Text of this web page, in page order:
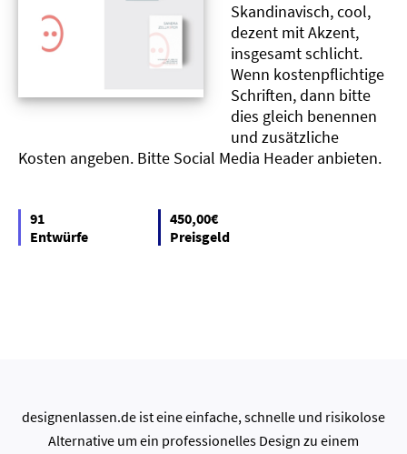
Skandinavisch, cool,
dezent mit Akzent,
insgesamt schlicht.
Wenn kostenpflichtige
Schriften, dann bitte
dies gleich benennen
und zusätzliche
Kosten angeben. Bitte Social Media Header anbieten.
91
Entwürfe
450,00€
Preisgeld
designenlassen.de ist eine einfache, schnelle und risikolose
Alternative um ein professionelles Design zu einem